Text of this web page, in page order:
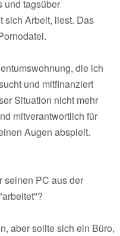
und tagsüber
sich Arbeit, liest. Das
die ich
und mitfinanziert
Situation nicht mehr
mitverantwortlich für
Augen abspielt.
seinen PC aus der
aber sollte sich ein Büro,